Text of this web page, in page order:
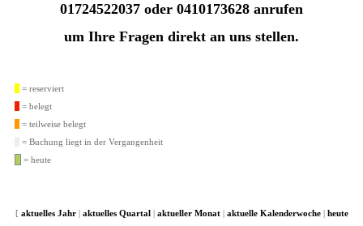
01724522037 oder 0410173628 anrufen
um Ihre Fragen direkt an uns stellen.
= reserviert
= belegt
= teilweise belegt
= Buchung liegt in der Vergangenheit
= heute
[ aktuelles Jahr| aktuelles Quartal| aktueller Monat| aktuelle Kalenderwoche| heute